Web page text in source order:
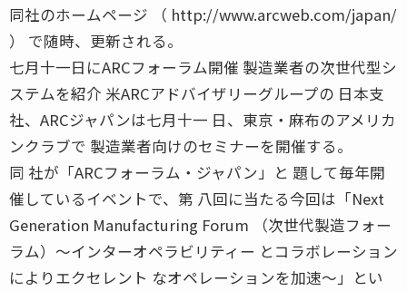
同社のホームページ （ http://www.arcweb.com/japan/
） で随時、更新される。
七月十一日にARCフォーラム開催 製造業者の次世代型シ
ステムを紹介 米ARCアドバイザリーグループの 日本支
社、ARCジャパンは七月十一 日、東京・麻布のアメリカ
ンクラブで 製造業者向けのセミナーを開催する。
同 社が「ARCフォーラム・ジャパン」と 題して毎年開
催しているイベントで、第 八回に当たる今回は「Next
Generation Manufacturing Forum （次世代製造フォー
ラム）〜インターオペラビリティー とコラボレーション
によりエクセレント なオペレーションを加速〜」とい